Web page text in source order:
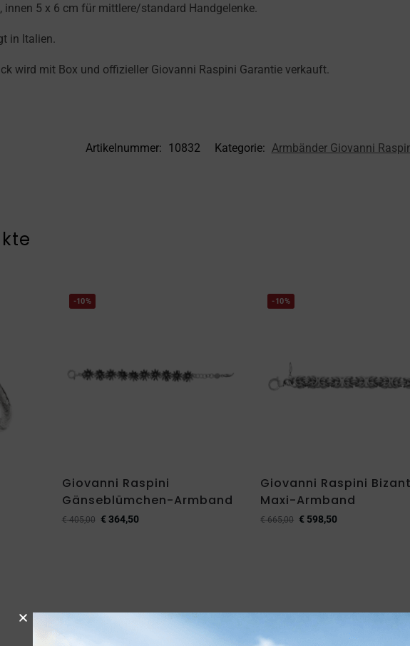
innen 5 x 6 cm für mittlere/standard Handgelenke.
in Italien.
wird mit Box und offizieller Giovanni Raspini Garantie verkauft.
Artikelnummer: 10832 Kategorie: Armbänder Giovanni
-10%
Giovanni Raspini
Gänseblümchen-Armband
€405,00 €364,50
-10%
Giovanni Raspini
Maxi-Armband
€665,00 € 598,50